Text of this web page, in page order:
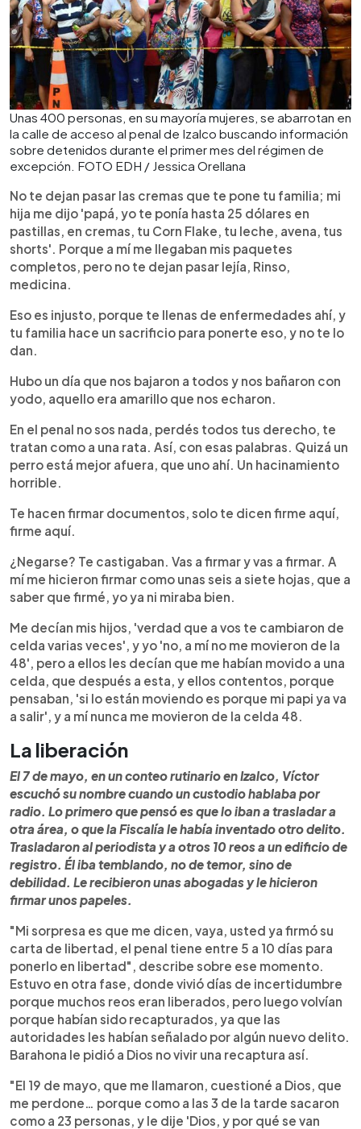
Unas 400 personas, en su mayoría mujeres, se abarrotan en
la calle de acceso al penal de Izalco buscando información
sobre detenidos durante el primer mes del régimen de
excepción. FOTO EDH / Jessica Orellana
No te dejan pasar las cremas que te pone tu familia; mi
hija me dijo 'papá, yo te ponía hasta 25 dólares en
pastillas, en cremas, tu Corn Flake, tu leche, avena, tus
shorts'. Porque a mí me llegaban mis paquetes
completos, pero no te dejan pasar lejía, Rinso,
medicina.
Eso es injusto, porque te llenas de enfermedades ahí, y
tu familia hace un sacrificio para ponerte eso, y no te lo
dan.
Hubo un día que nos bajaron a todos y nos bañaron con
yodo, aquello era amarillo que nos echaron.
En el penal no sos nada, perdés todos tus derecho, te
tratan como a una rata. Así, con esas palabras. Quizá un
perro está mejor afuera, que uno ahí. Un hacinamiento
horrible.
Te hacen firmar documentos, solo te dicen firme aquí,
firme aquí.
¿Negarse? Te castigaban. Vas a firmar y vas a firmar. A
mí me hicieron firmar como unas seis a siete hojas, que a
saber que firmé, yo ya ni miraba bien.
Me decían mis hijos, 'verdad que a vos te cambiaron de
celda varias veces', y yo 'no, a mí no me movieron de la
48', pero a ellos les decían que me habían movido a una
celda, que después a esta, y ellos contentos, porque
pensaban, 'si lo están moviendo es porque mi papi ya va
a salir', y a mí nunca me movieron de la celda 48.
La liberación
El 7 de mayo, en un conteo rutinario en Izalco, Víctor
escuchó su nombre cuando un custodio hablaba por
radio. Lo primero que pensó es que lo iban a trasladar a
otra área, o que la Fiscalía le había inventado otro delito.
Trasladaron al periodista y a otros 10 reos a un edificio de
registro. Él iba temblando, no de temor, sino de
debilidad. Le recibieron unas abogadas y le hicieron
firmar unos papeles.
"Mi sorpresa es que me dicen, vaya, usted ya firmó su
carta de libertad, el penal tiene entre 5 a 10 días para
ponerlo en libertad", describe sobre ese momento.
Estuvo en otra fase, donde vivió días de incertidumbre
porque muchos reos eran liberados, pero luego volvían
porque habían sido recapturados, ya que las
autoridades les habían señalado por algún nuevo delito.
Barahona le pidió a Dios no vivir una recaptura así.
"El 19 de mayo, que me llamaron, cuestioné a Dios, que
me perdone… porque como a las 3 de la tarde sacaron
como a 23 personas, y le dije 'Dios, y por qué se van